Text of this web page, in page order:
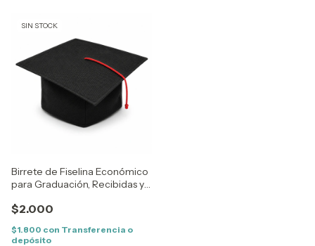
SIN STOCK
Birrete de Fiselina Económico
para Graduación, Recibidas y
$2.000
$1.800 con Transferencia o
depósito